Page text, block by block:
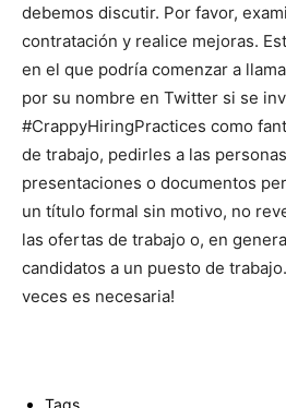
debemos discutir. Por favor,
contratación y realice mejoras.
en el que podría comenzar a
por su nombre en Twitter si se
#CrappyHiringPractices como
de trabajo, pedirles a las
presentaciones o documentos
un título formal sin motivo, no
las ofertas de trabajo o, en
candidatos a un puesto de
veces es necesaria!
Tags